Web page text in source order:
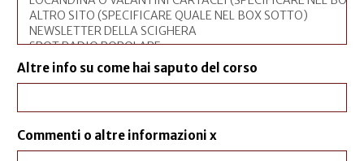
Altre info su come hai saputo del corso
Commenti o altre informazioni x